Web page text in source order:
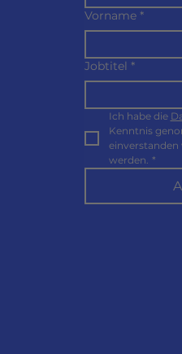
Vorname *
Jobtitel *
Ich habe die
Kenntnis
werden. *